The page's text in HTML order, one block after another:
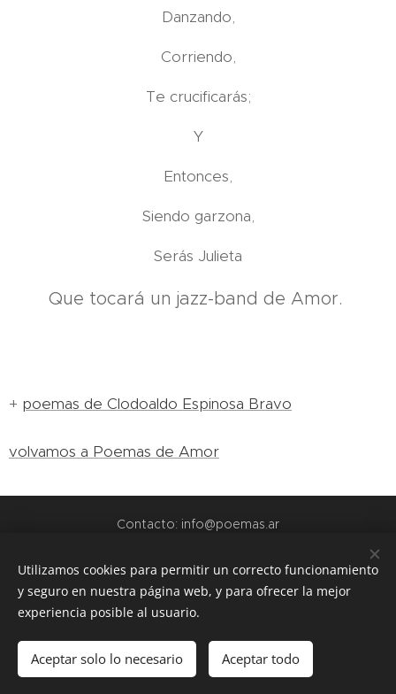
Danzando,
Corriendo,
Te crucificarás;
Y
Entonces,
Siendo garzona,
Serás Julieta
Que tocará un jazz-band de Amor.
+ poemas de Clodoaldo Espinosa Bravo
volvamos a Poemas de Amor
Contacto: info@poemas.ar
webs amigas:
www.teamo.ar
www.dibujos.com.ar
www.siuguarani.com
Cookies
Utilizamos cookies para permitir un correcto funcionamiento
y seguro en nuestra página web, y para ofrecer la mejor
experiencia posible al usuario.
Aceptar solo lo necesario Aceptar todo